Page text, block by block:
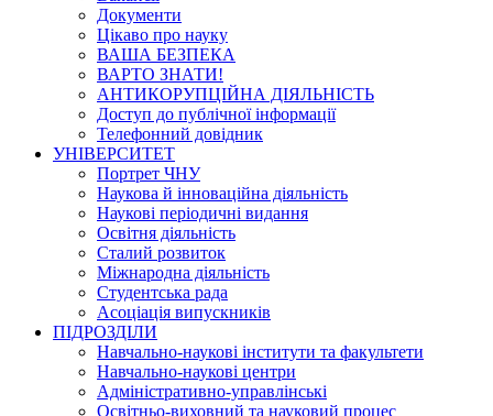
Документи
Цікаво про науку
ВАША БЕЗПЕКА
ВАРТО ЗНАТИ!
АНТИКОРУПЦІЙНА ДІЯЛЬНІСТЬ
Доступ до публічної інформації
Телефонний довідник
УНІВЕРСИТЕТ
Портрет ЧНУ
Наукова й інноваційна діяльність
Наукові періодичні видання
Освітня діяльність
Сталий розвиток
Міжнародна діяльність
Студентська рада
Асоціація випускників
ПІДРОЗДІЛИ
Навчально-наукові інститути та факультети
Навчально-наукові центри
Адміністративно-управлінські
Освітньо-виховний та науковий процес